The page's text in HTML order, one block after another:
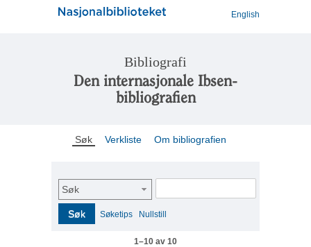
English
Bibliografi
Den internasjonale Ibsen-
bibliografien
Søk Verkliste Om bibliografien
Søk
Søk Søketips Nullstill
1–10 av 10